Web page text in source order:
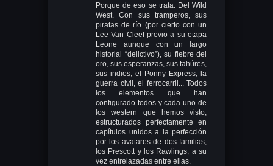
Porque de eso se trata. Del Wild
West. Con sus tramperos, sus
piratas de río (por cierto con un
Lee Van Cleef previo a su etapa
Leone aunque con un largo
historial “delictivo”), su fiebre del
oro, sus esperanzas, sus tahúres,
sus indios, el Ponny Express, la
guerra civil, el ferrocarril... Todos
los elementos que han
configurado todos y cada uno de
los western que hemos visto,
estructurados perfectamente en
capítulos unidos a la perfección
por los avatares de dos familias,
los Prescott y los Rawlings, a su
vez entrelazadas entre ellas.